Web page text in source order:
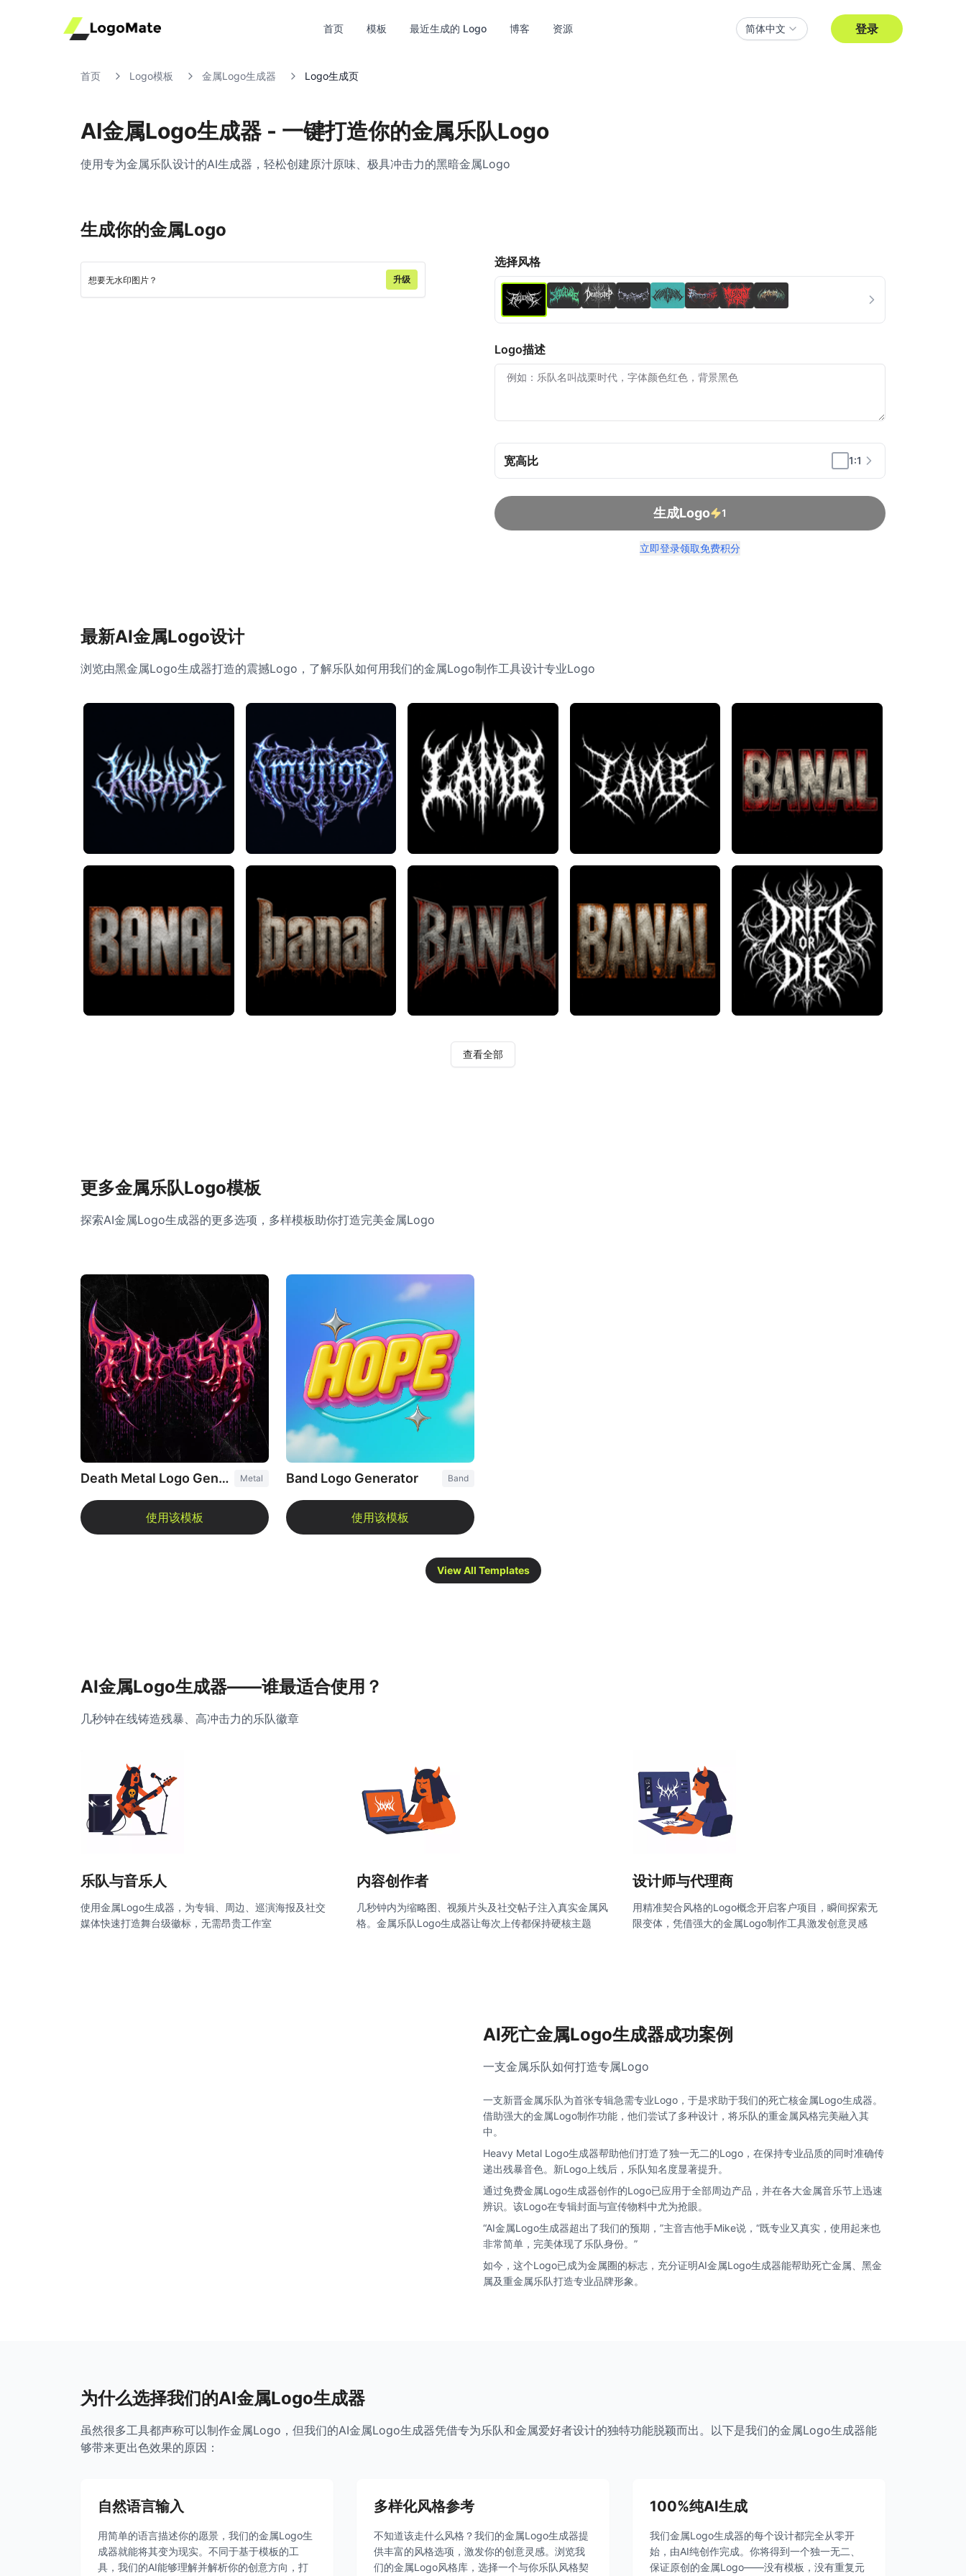
首页 模板 最近生成的 Logo 博客 资源 简体中文 登录
首页 Logo模板 金属Logo生成器 Logo生成页
AI金属Logo生成器 - 一键打造你的金属乐队Logo
使用专为金属乐队设计的AI生成器，轻松创建原汁原味、极具冲击力的黑暗金属Logo
生成你的金属Logo
想要无水印图片？ 升级
选择风格
Logo描述
宽高比 1:1
生成Logo 1
立即登录领取免费积分
最新AI金属Logo设计
浏览由黑金属Logo生成器打造的震撼Logo，了解乐队如何用我们的金属Logo制作工具设计专业Logo
查看全部
更多金属乐队Logo模板
探索AI金属Logo生成器的更多选项，多样模板助你打造完美金属Logo
Death Metal Logo Generator Metal Band Logo Generator Band
View All Templates
AI金属Logo生成器——谁最适合使用？
几秒钟在线铸造残暴、高冲击力的乐队徽章
乐队与音乐人
使用金属Logo生成器，为专辑、周边、巡演海报及社交
媒体快速打造舞台级徽标，无需昂贵工作室
内容创作者
几秒钟内为缩略图、视频片头及社交帖子注入真实金属风
格。金属乐队Logo生成器让每次上传都保持硬核主题
设计师与代理商
用精准契合风格的Logo概念开启客户项目，瞬间探索无
限变体，凭借强大的金属Logo制作工具激发创意灵感
AI死亡金属Logo生成器成功案例
一支金属乐队如何打造专属Logo
一支新晋金属乐队为首张专辑急需专业Logo，于是求助于我们的死亡核金属Logo生成器。
借助强大的金属Logo制作功能，他们尝试了多种设计，将乐队的重金属风格完美融入其
中。
Heavy Metal Logo生成器帮助他们打造了独一无二的Logo，在保持专业品质的同时准确传
递出残暴音色。新Logo上线后，乐队知名度显著提升。
通过免费金属Logo生成器创作的Logo已应用于全部周边产品，并在各大金属音乐节上迅速
辨识。该Logo在专辑封面与宣传物料中尤为抢眼。
“AI金属Logo生成器超出了我们的预期，”主音吉他手Mike说，“既专业又真实，使用起来也
非常简单，完美体现了乐队身份。”
如今，这个Logo已成为金属圈的标志，充分证明AI金属Logo生成器能帮助死亡金属、黑金
属及重金属乐队打造专业品牌形象。
为什么选择我们的AI金属Logo生成器
虽然很多工具都声称可以制作金属Logo，但我们的AI金属Logo生成器凭借专为乐队和金属爱好者设计的独特功能脱颖而出。以下是我们的金属Logo生成器能
够带来更出色效果的原因：
自然语言输入
用简单的语言描述你的愿景，我们的金属Logo生
成器就能将其变为现实。不同于基于模板的工
具，我们的AI能够理解并解析你的创意方向，打
多样化风格参考
不知道该走什么风格？我们的金属Logo生成器提
供丰富的风格选项，激发你的创意灵感。浏览我
们的金属Logo风格库，选择一个与你乐队风格契
100%纯AI生成
我们金属Logo生成器的每个设计都完全从零开
始，由AI纯创作完成。你将得到一个独一无二、
保证原创的金属Logo——没有模板，没有重复元